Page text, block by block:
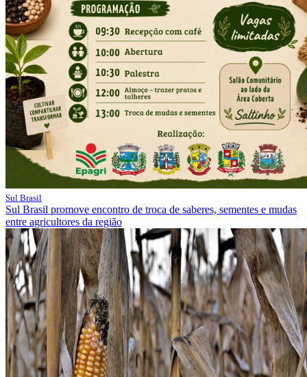
Sul Brasil
Sul Brasil promove encontro de troca de saberes, sementes e mudas
entre agricultores da região